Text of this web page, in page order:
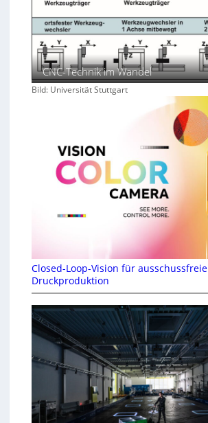
CNC-Technik im Wandel
Bild: Universität Stuttgart
Closed-Loop-Vision für ausschussfreie
Druckproduktion